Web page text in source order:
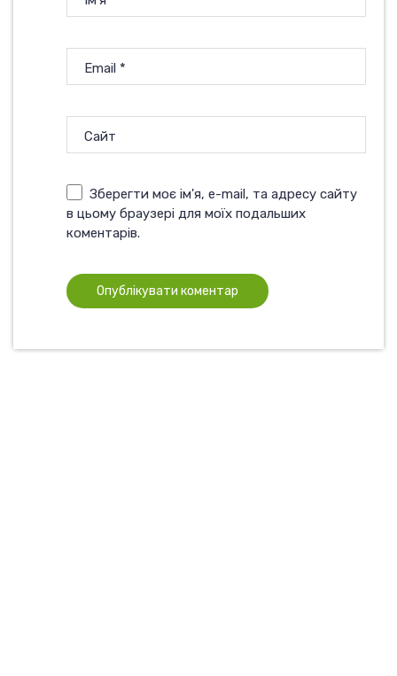
Email *
Сайт
Зберегти моє ім'я, e-mail, та адресу сайту
в цьому браузері для моїх подальших
коментарів.